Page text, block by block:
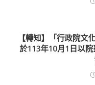
【轉知】「行政院文
於113年10月1日以